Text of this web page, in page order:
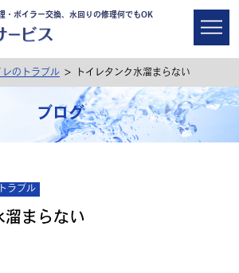
・ボイラー交換、水回りの修理何でもOK
レのトラブル > トイレタンク水溜まらない
ブログ
ラブル
溜まらない